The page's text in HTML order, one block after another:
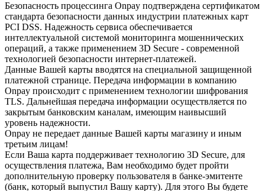
Безопасность процессинга Onpay подтверждена сертификатом
стандарта безопасности данных индустрии платежных карт
PCI DSS. Надежность сервиса обеспечивается
интеллектуальной системой мониторинга мошеннических
операций, а также применением 3D Secure - современной
технологией безопасности интернет-платежей.
Данные Вашей карты вводятся на специальной защищенной
платежной странице. Передача информации в компанию
Onpay происходит с применением технологии шифрования
TLS. Дальнейшая передача информации осуществляется по
закрытым банковским каналам, имеющим наивысший
уровень надежности.
Onpay не передает данные Вашей карты магазину и иным
третьим лицам!
Если Ваша карта поддерживает технологию 3D Secure, для
осуществления платежа, Вам необходимо будет пройти
дополнительную проверку пользователя в банке-эмитенте
(банк, который выпустил Вашу карту). Для этого Вы будете